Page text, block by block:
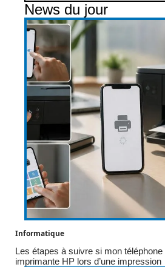
News du jour
Informatique
Les étapes à suivre si mon
imprimante HP lors d’une impression